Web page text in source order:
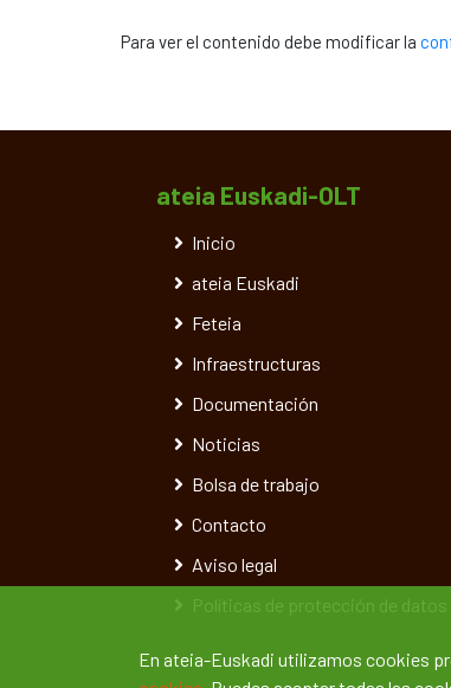
Para ver el contenido debe modificar la
ateia Euskadi-OLT
Inicio
ateia Euskadi
Feteia
Infraestructuras
Documentación
Noticias
Bolsa de trabajo
Contacto
Aviso legal
Políticas de protección de datos
En ateia-Euskadi utilizamos cookies